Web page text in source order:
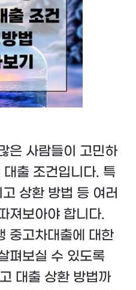
은 사람들이 고민하
출 조건입니다. 특
상환 방법 등 여러
져보아야 합니다.
중고차대출에 대한
펴보실 수 있도록
대출 상환 방법까